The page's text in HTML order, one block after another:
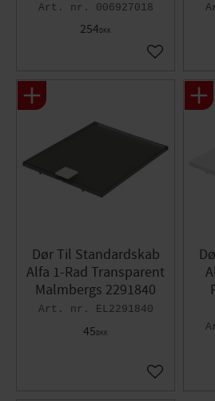
006927018
254DKK
Gem som
Dør Til Standardskab
Alfa 1-Rad Transparent
Malmbergs 2291840
EL2291840
45DKK
Gem som